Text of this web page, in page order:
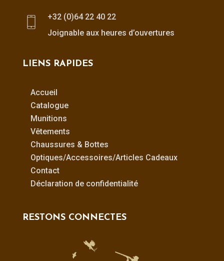
+32 (0)64 22 40 22
Joignable aux heures d’ouvertures
LIENS RAPIDES
Accueil
Catalogue
Munitions
Vêtements
Chaussures & Bottes
Optiques/Accessoires/Articles Cadeaux
Contact
Déclaration de confidentialité
RESTONS CONNECTES